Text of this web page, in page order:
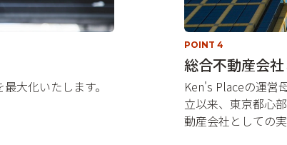
大化いたします。
POINT 4
総合不動産会
Ken's Placeの運営
立以来、東京都心
動産会社としての実